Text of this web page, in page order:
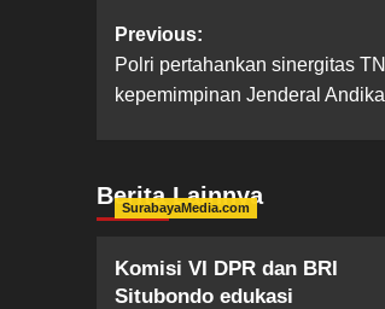
Previous:
Polri pertahankan sinergitas
kepemimpinan Jenderal Andika
Berita Lainnya
SurabayaMedia.com
Komisi VI DPR dan BRI
Situbondo edukasi